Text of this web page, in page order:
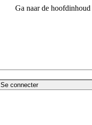
Ga naar de hoofdinhoud
Se connecter